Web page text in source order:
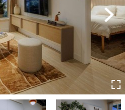
Next